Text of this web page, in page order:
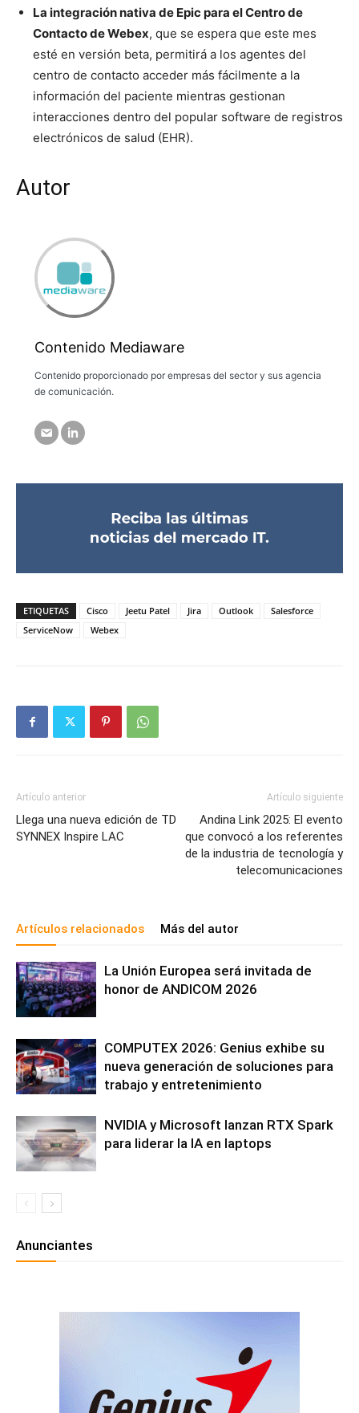
La integración nativa de Epic para el Centro de
Contacto de Webex, que se espera que este mes
esté en versión beta, permitirá a los agentes del
centro de contacto acceder más fácilmente a la
información del paciente mientras gestionan
interacciones dentro del popular software de registros
electrónicos de salud (EHR).
Autor
Contenido Mediaware
Contenido proporcionado por empresas del sector y sus agencia
de comunicación.
ETIQUETAS Cisco Jeetu Patel Jira Outlook
Salesforce
ServiceNow
Webex
Artículo anterior
Llega una nueva edición de TD
SYNNEX Inspire LAC
Artículo siguiente
Andina Link 2025: El evento
que convocó a los referentes
de la industria de tecnología y
telecomunicaciones
Artículos relacionados Más del autor
La Unión Europea será invitada de
honor de ANDICOM 2026
COMPUTEX 2026: Genius exhibe su
nueva generación de soluciones para
trabajo y entretenimiento
NVIDIA y Microsoft lanzan RTX Spark
para liderar la IA en laptops
Anunciantes